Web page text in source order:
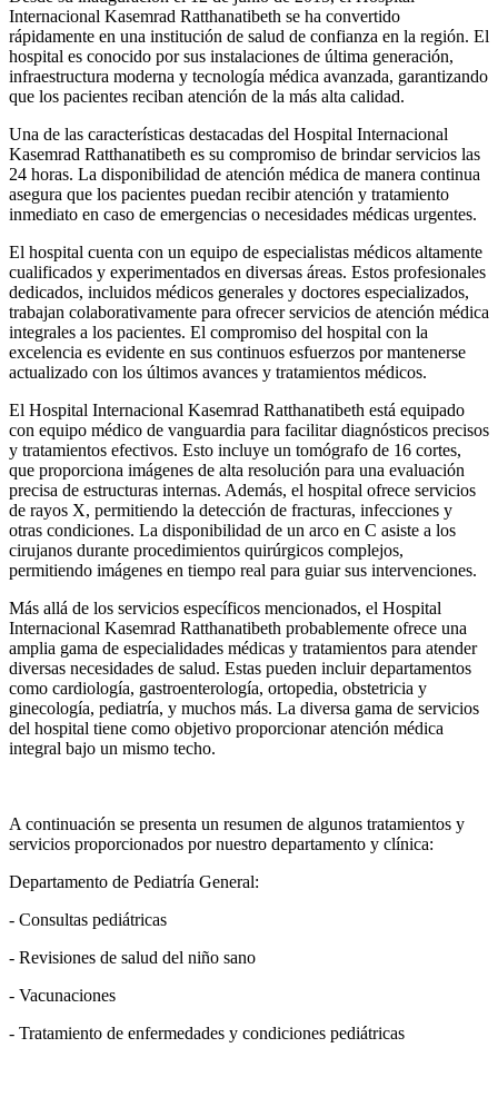
Internacional Kasemrad Ratthanatibeth se ha convertido
rápidamente en una institución de salud de confianza en la región. El
hospital es conocido por sus instalaciones de última generación,
infraestructura moderna y tecnología médica avanzada, garantizando
que los pacientes reciban atención de la más alta calidad.
Una de las características destacadas del Hospital Internacional
Kasemrad Ratthanatibeth es su compromiso de brindar servicios las
24 horas. La disponibilidad de atención médica de manera continua
asegura que los pacientes puedan recibir atención y tratamiento
inmediato en caso de emergencias o necesidades médicas urgentes.
El hospital cuenta con un equipo de especialistas médicos altamente
cualificados y experimentados en diversas áreas. Estos profesionales
dedicados, incluidos médicos generales y doctores especializados,
trabajan colaborativamente para ofrecer servicios de atención médica
integrales a los pacientes. El compromiso del hospital con la
excelencia es evidente en sus continuos esfuerzos por mantenerse
actualizado con los últimos avances y tratamientos médicos.
El Hospital Internacional Kasemrad Ratthanatibeth está equipado
con equipo médico de vanguardia para facilitar diagnósticos precisos
y tratamientos efectivos. Esto incluye un tomógrafo de 16 cortes,
que proporciona imágenes de alta resolución para una evaluación
precisa de estructuras internas. Además, el hospital ofrece servicios
de rayos X, permitiendo la detección de fracturas, infecciones y
otras condiciones. La disponibilidad de un arco en C asiste a los
cirujanos durante procedimientos quirúrgicos complejos,
permitiendo imágenes en tiempo real para guiar sus intervenciones.
Más allá de los servicios específicos mencionados, el Hospital
Internacional Kasemrad Ratthanatibeth probablemente ofrece una
amplia gama de especialidades médicas y tratamientos para atender
diversas necesidades de salud. Estas pueden incluir departamentos
como cardiología, gastroenterología, ortopedia, obstetricia y
ginecología, pediatría, y muchos más. La diversa gama de servicios
del hospital tiene como objetivo proporcionar atención médica
integral bajo un mismo techo.
A continuación se presenta un resumen de algunos tratamientos y
servicios proporcionados por nuestro departamento y clínica:
Departamento de Pediatría General:
- Consultas pediátricas
- Revisiones de salud del niño sano
- Vacunaciones
- Tratamiento de enfermedades y condiciones pediátricas